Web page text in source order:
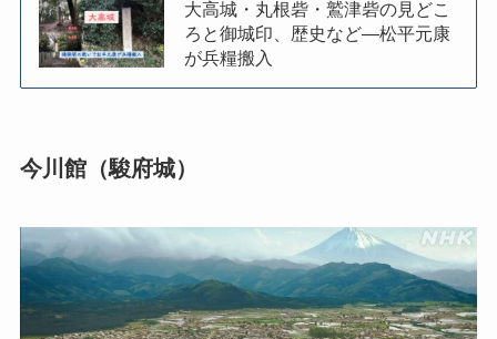
大高城・丸根砦・鷲津砦の見どこ
ろと御城印、歴史など―松平元康
が兵糧搬入
今川館（駿府城）